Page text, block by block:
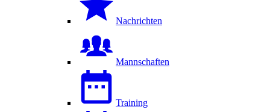
Nachrichten
Mannschaften
Training